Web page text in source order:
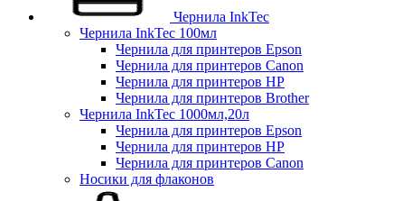
Чернила InkTec
Чернила InkTec 100мл
Чернила для принтеров Epson
Чернила для принтеров Canon
Чернила для принтеров HP
Чернила для принтеров Brother
Чернила InkTec 1000мл,20л
Чернила для принтеров Epson
Чернила для принтеров HP
Чернила для принтеров Canon
Носики для флаконов